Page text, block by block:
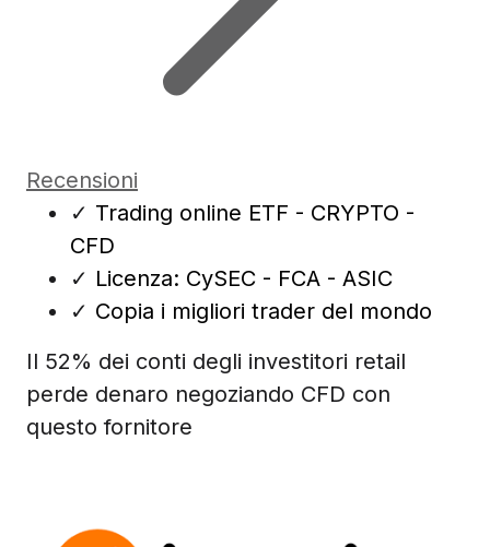
Recensioni
✓ Trading online ETF - CRYPTO -
CFD
✓ Licenza: CySEC - FCA - ASIC
✓ Copia i migliori trader del mondo
Il 52% dei conti degli investitori retail
perde denaro negoziando CFD con
questo fornitore